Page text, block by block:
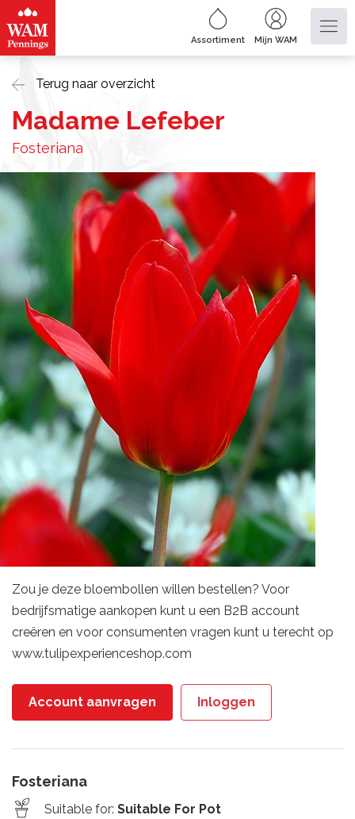
Assortiment Mijn WAM
Terug naar overzicht
Madame Lefeber
Fosteriana
Zou je deze bloembollen willen bestellen? Voor
bedrijfsmatige aankopen kunt u een B2B account
creëren en voor consumenten vragen kunt u terecht op
www.tulipexperienceshop.com
Account aanvragen Inloggen
Fosteriana
Suitable for: Suitable For Pot